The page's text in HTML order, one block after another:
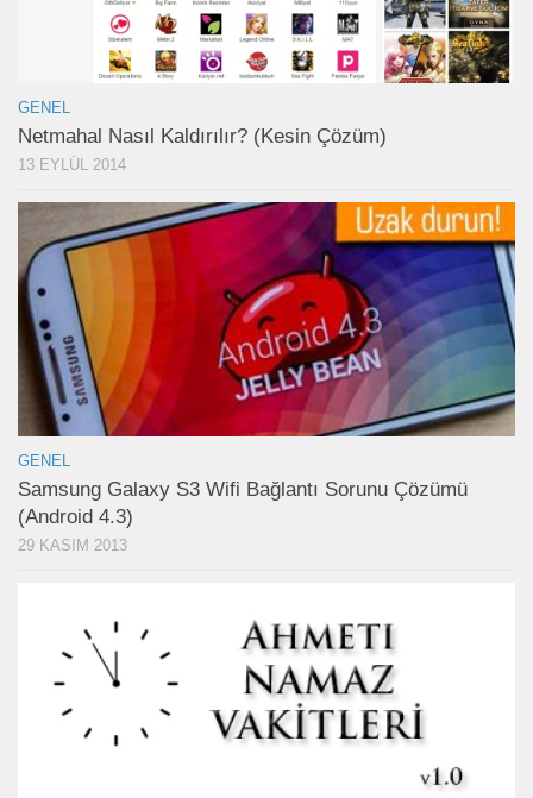
GENEL
Netmahal Nasıl Kaldırılır? (Kesin Çözüm)
13 EYLÜL 2014
GENEL
Samsung Galaxy S3 Wifi Bağlantı Sorunu Çözümü
(Android 4.3)
29 KASIM 2013